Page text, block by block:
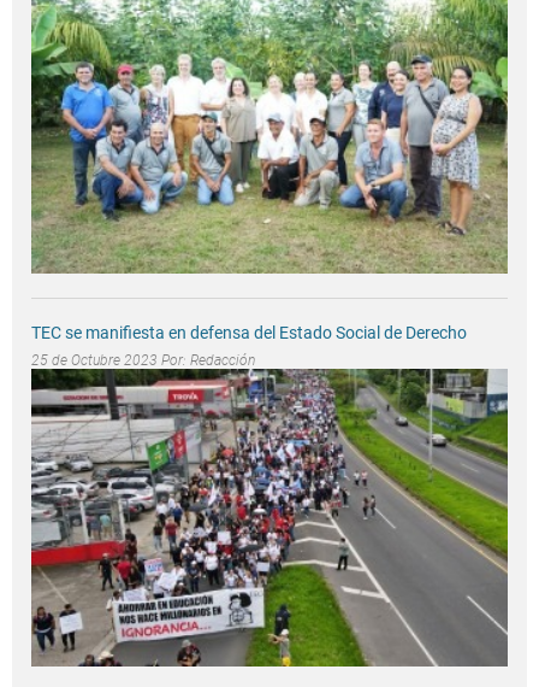
TEC se manifiesta en defensa del Estado Social de Derecho
25 de Octubre 2023 Por: Redacción